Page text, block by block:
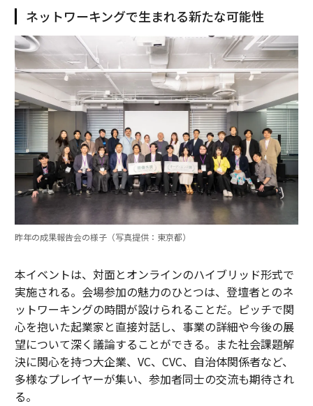
ネットワーキングで生まれる新たな可能性
昨年の成果報告会の様子（写真提供：東京都）
本イベントは、対面とオンラインのハイブリッド形式で
実施される。会場参加の魅力のひとつは、登壇者とのネ
ットワーキングの時間が設けられることだ。ピッチで関
心を抱いた起業家と直接対話し、事業の詳細や今後の展
望について深く議論することができる。また社会課題解
決に関心を持つ大企業、VC、CVC、自治体関係者など、
多様なプレイヤーが集い、参加者同士の交流も期待され
る。